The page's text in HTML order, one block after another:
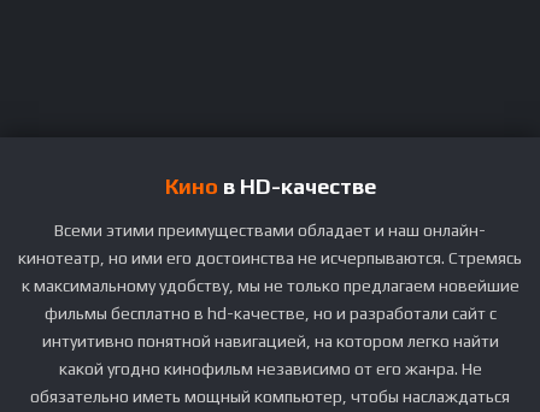
Кино в HD-качестве
Всеми этими преимуществами обладает и наш онлайн-
кинотеатр, но ими его достоинства не исчерпываются. Стремясь
к максимальному удобству, мы не только предлагаем новейшие
фильмы бесплатно в hd-качестве, но и разработали сайт с
интуитивно понятной навигацией, на котором легко найти
какой угодно кинофильм независимо от его жанра. Не
обязательно иметь мощный компьютер, чтобы наслаждаться